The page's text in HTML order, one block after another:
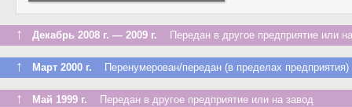
↑ Декабрь 2008 г. — 2009 г. Передан в другое предприятие или
↑ Март 2000 г. Перенумерован/передан (в пределах предприятия)
↑ Май 1999 г. Передан в другое предприятие или на завод